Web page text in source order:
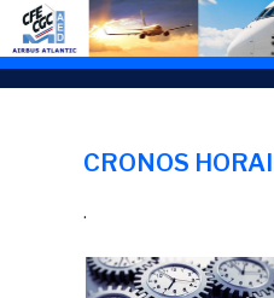
Aller
contenu
CRONOS
.